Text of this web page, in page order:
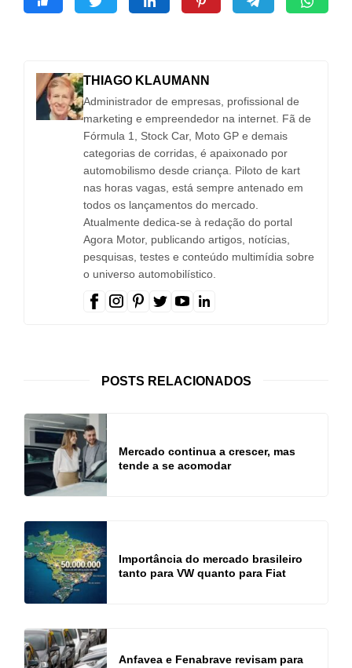
THIAGO KLAUMANN
Administrador de empresas, profissional de
marketing e empreendedor na internet. Fã de
Fórmula 1, Stock Car, Moto GP e demais
categorias de corridas, é apaixonado por
automobilismo desde criança. Piloto de kart
nas horas vagas, está sempre antenado em
todos os lançamentos do mercado.
Atualmente dedica-se à redação do portal
Agora Motor, publicando artigos, notícias,
pesquisas, testes e conteúdo multimídia sobre
o universo automobilístico.
POSTS RELACIONADOS
Mercado continua a crescer, mas
tende a se acomodar
Importância do mercado brasileiro
tanto para VW quanto para Fiat
Anfavea e Fenabrave revisam para